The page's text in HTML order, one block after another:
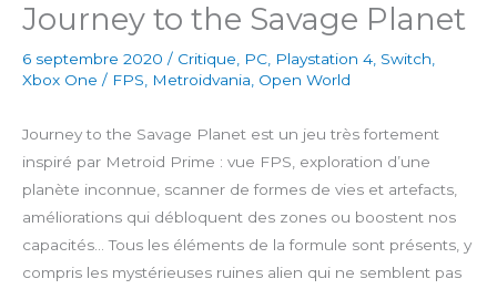
Journey to the Savage Planet
6 septembre 2020 / Critique PC Playstation 4 Switch
Xbox One / FPS Metroidvania Open World
Journey to the Savage Planet est un jeu très fortement
inspiré par Metroid Prime : vue FPS, exploration d’une
planète inconnue, scanner de formes de vies et artefacts,
améliorations qui débloquent des zones ou boostent nos
capacités… Tous les éléments de la formule sont présents, y
compris les mystérieuses ruines alien qui ne semblent pas